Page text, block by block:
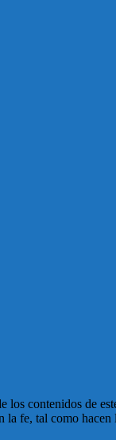
contenidos de
la fe, tal como